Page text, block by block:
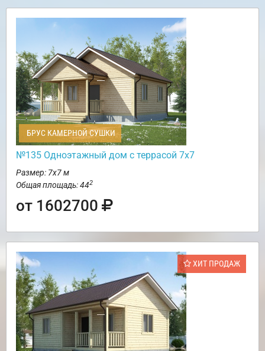
БРУС КАМЕРНОЙ СУШКИ
№135 Одноэтажный дом с террасой 7х7
Размер: 7х7 м
Общая площадь: 442
от 1602700
ХИТ ПРОДАЖ